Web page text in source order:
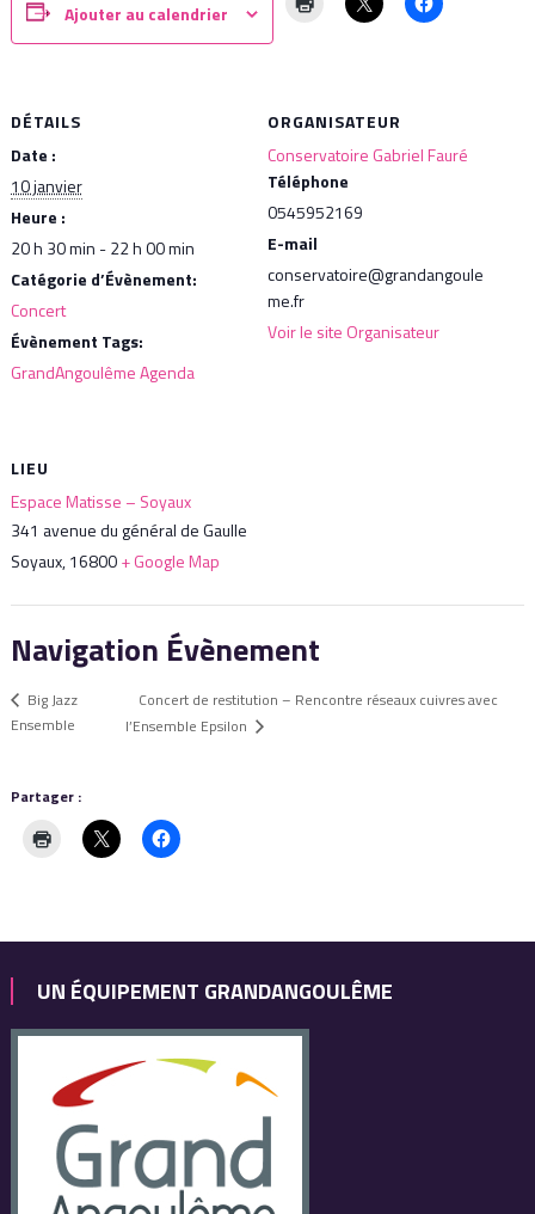
Ajouter au calendrier
DÉTAILS
Date :
10 janvier
Heure :
20 h 30 min - 22 h 00 min
Catégorie d’Évènement:
Concert
Évènement Tags:
GrandAngoulême Agenda
ORGANISATEUR
Conservatoire Gabriel Fauré
Téléphone
0545952169
E-mail
conservatoire@grandangoule
me.fr
Voir le site Organisateur
LIEU
Espace Matisse – Soyaux
341 avenue du général de Gaulle
Soyaux,16800+ Google Map
Navigation Évènement
Big Jazz
Ensemble
Concert de restitution – Rencontre réseaux cuivres avec
l’Ensemble Epsilon
Partager :
UN ÉQUIPEMENT GRANDANGOULÊME